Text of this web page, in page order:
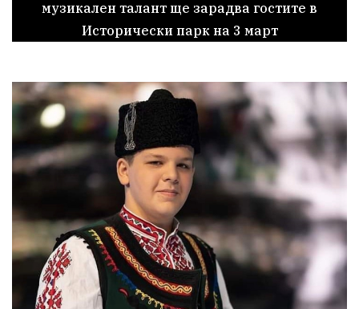
музикален талант ще зарадва гостите в
Исторически парк на 3 март